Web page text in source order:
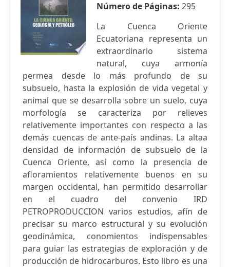
Número de Páginas: 295
La Cuenca Oriente
Ecuatoriana representa un
extraordinario sistema
natural, cuya armonía
permea desde lo más profundo de su
subsuelo, hasta la explosión de vida vegetal y
animal que se desarrolla sobre un suelo, cuya
morfología se caracteriza por relieves
relativemente importantes con respecto a las
demás cuencas de ante-país andinas. La altaa
densidad de información de subsuelo de la
Cuenca Oriente, así como la presencia de
afloramientos relativemente buenos en su
margen occidental, han permitido desarrollar
en el cuadro del convenio IRD
PETROPRODUCCION varios estudios, afín de
precisar su marco estructural y su evolución
geodinámica, conomientos indispensables
para guiar las estrategias de exploración y de
producción de hidrocarburos. Esto libro es una